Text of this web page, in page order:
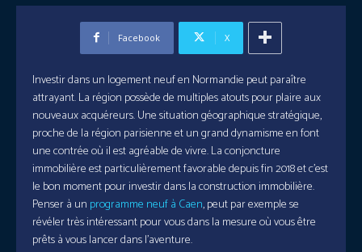
Facebook X
Investir dans un logement neuf en Normandie peut paraître
attrayant. La région possède de multiples atouts pour plaire aux
nouveaux acquéreurs. Une situation géographique stratégique,
proche de la région parisienne et un grand dynamisme en font
une contrée où il est agréable de vivre. La conjoncture
immobilière est particulièrement favorable depuis fin 2018 et c’est
le bon moment pour investir dans la construction immobilière.
Penser à un programme neuf à Caen, peut par exemple se
révéler très intéressant pour vous dans la mesure où vous être
prêts à vous lancer dans l’aventure.